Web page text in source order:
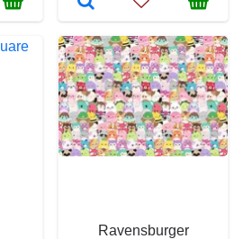
Ravensburger